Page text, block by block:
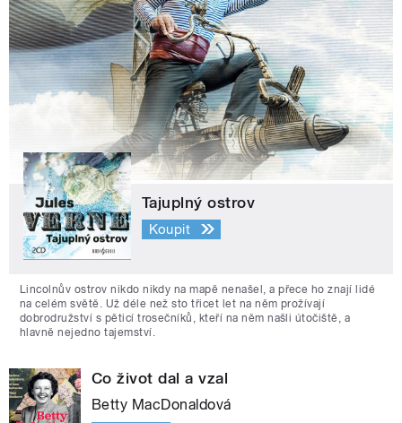
Tajuplný ostrov
Koupit
Lincolnův ostrov nikdo nikdy na mapě nenašel, a přece ho znají lidé
na celém světě. Už déle než sto třicet let na něm prožívají
dobrodružství s pěticí trosečníků, kteří na něm našli útočiště, a
hlavně nejedno tajemství.
Co život dal a vzal
Betty MacDonaldová